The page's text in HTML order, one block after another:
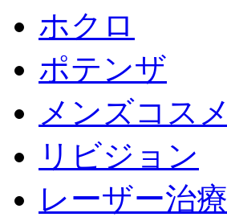
ホクロ
ポテンザ
メンズコスメ
リビジョン
レーザー治療